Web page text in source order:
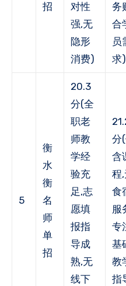
招
对性
强,无
隐形
消费)
务
合
员
求)
5
衡
水
衡
名
师
单
招
20.3
分(全
职老
师教
学经
验充
足,志
愿填
报指
导成
熟,无
线下
分
含
程
食
服
专
基
教
指